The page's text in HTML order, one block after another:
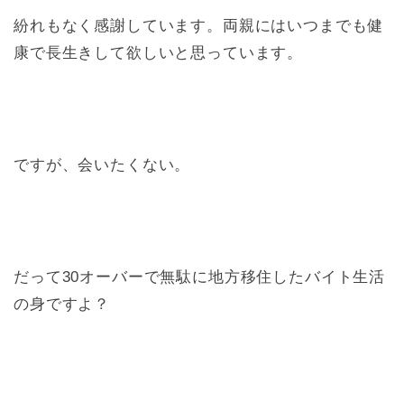
紛れもなく感謝しています。両親にはいつまでも健
康で長生きして欲しいと思っています。
ですが、会いたくない。
だって30オーバーで無駄に地方移住したバイト生活
の身ですよ？